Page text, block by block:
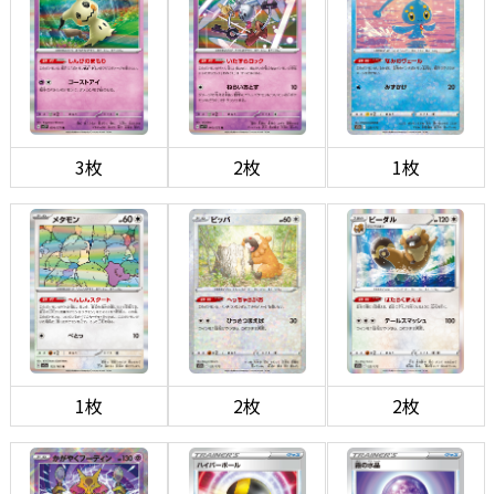
3枚 2枚 1枚
1枚 2枚 2枚